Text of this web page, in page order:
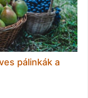
pálinkák a